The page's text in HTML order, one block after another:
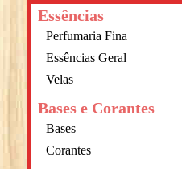
Essências
Perfumaria Fina
Essências Geral
Velas
Bases e Corantes
Bases
Corantes